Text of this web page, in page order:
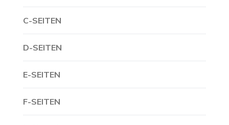
C-SEITEN
D-SEITEN
E-SEITEN
F-SEITEN